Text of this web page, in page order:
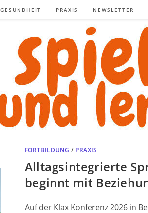
GESUNDHEIT PRAXIS NEWSLETTER
FORTBILDUNG / PRAXIS
Alltagsintegrierte
beginnt mit
Auf der Klax Konferenz 2026 in